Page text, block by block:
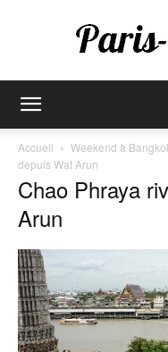
Accueil Weekend à
depuis Wat Arun
Chao Phraya
Arun